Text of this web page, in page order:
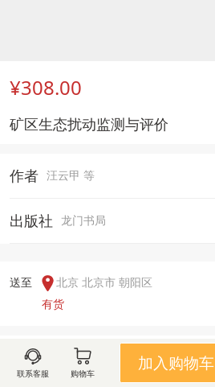
¥308.00
矿区生态扰动监测与评价
作者 汪云甲 等
出版社 龙门书局
送至
北京 北京市 朝阳区
有货
用户评论(
联系客服 购物车
加入购物车